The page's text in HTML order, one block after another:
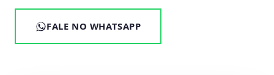
FALE NO WHATSAPP